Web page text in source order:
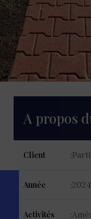
A propos
Client
Année 2024
Activités